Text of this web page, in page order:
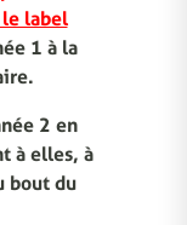
label
1 à la
2 en
à elles, à
bout du